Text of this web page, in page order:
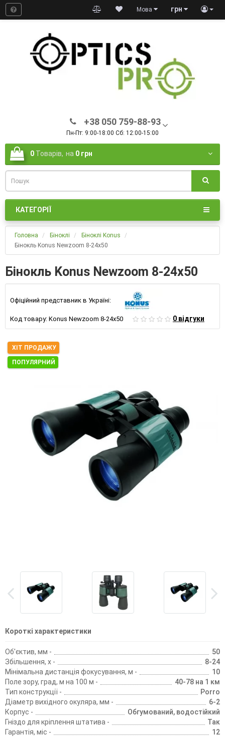
грн
Мова
+38 050 759-88-93
Пн-Пт: 9:00-18:00 Сб: 12:00-15:00
0 Товарів, на 0 грн
КАТЕГОРІЇ
Головна Біноклі
Біноклі Konus
Бінокль Konus Newzoom 8-24x50
Бінокль Konus Newzoom 8-24x50
Офіційний представник в Україні:
Код товару: Konus Newzoom 8-24x50 0 відгуки
ХІТ ПРОДАЖУ
ПОПУЛЯРНИЙ
Короткі характеристики
Об'єктив, мм -
50
Збільшення, х -
8-24
Мінімальна дистанція фокусування, м -
10
Поле зору, град, м на 100 м -
40-78 на 1 км
Тип конструкції -
Porro
Діаметр вихідного окуляра, мм -
6-2
Корпус -
Обгумований, водостійкий
Гніздо для кріплення штатива -
Так
Гарантія, міс -
12